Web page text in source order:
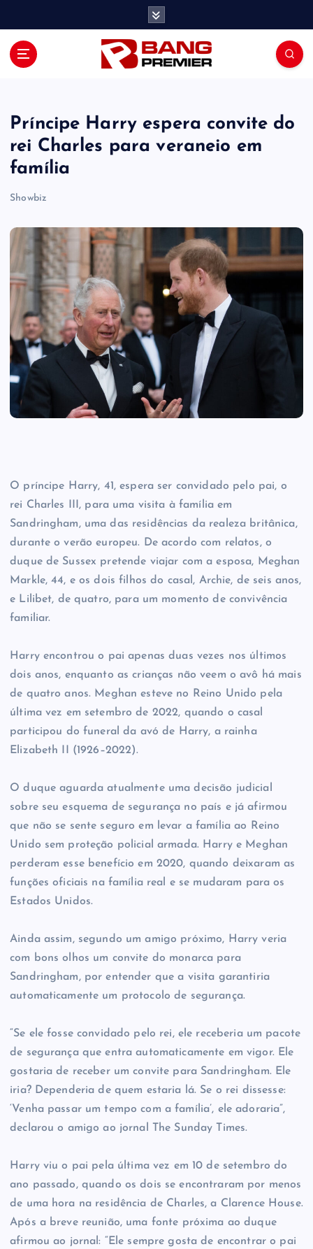
Príncipe Harry espera convite do
rei Charles para veraneio em
família
Showbiz
O príncipe Harry, 41, espera ser convidado pelo pai, o
rei Charles III, para uma visita à família em
Sandringham, uma das residências da realeza britânica,
durante o verão europeu. De acordo com relatos, o
duque de Sussex pretende viajar com a esposa, Meghan
Markle, 44, e os dois filhos do casal, Archie, de seis anos,
e Lilibet, de quatro, para um momento de convivência
familiar.
Harry encontrou o pai apenas duas vezes nos últimos
dois anos, enquanto as crianças não veem o avô há mais
de quatro anos. Meghan esteve no Reino Unido pela
última vez em setembro de 2022, quando o casal
participou do funeral da avó de Harry, a rainha
Elizabeth II (1926–2022).
O duque aguarda atualmente uma decisão judicial
sobre seu esquema de segurança no país e já afirmou
que não se sente seguro em levar a família ao Reino
Unido sem proteção policial armada. Harry e Meghan
perderam esse benefício em 2020, quando deixaram as
funções oficiais na família real e se mudaram para os
Estados Unidos.
Ainda assim, segundo um amigo próximo, Harry veria
com bons olhos um convite do monarca para
Sandringham, por entender que a visita garantiria
automaticamente um protocolo de segurança.
“Se ele fosse convidado pelo rei, ele receberia um pacote
de segurança que entra automaticamente em vigor. Ele
gostaria de receber um convite para Sandringham. Ele
iria? Dependeria de quem estaria lá. Se o rei dissesse:
‘Venha passar um tempo com a família’, ele adoraria”,
declarou o amigo ao jornal The Sunday Times.
Harry viu o pai pela última vez em 10 de setembro do
ano passado, quando os dois se encontraram por menos
de uma hora na residência de Charles, a Clarence House.
Após a breve reunião, uma fonte próxima ao duque
afirmou ao jornal: “Ele sempre gosta de encontrar o pai